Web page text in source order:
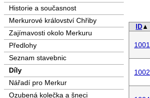
Historie a současnost
Merkurové království Chřiby
Zajímavosti okolo Merkuru
Předlohy
Seznam stavebnic
Díly
Nářadí pro Merkur
Ozubená kolečka a šneci
ID ▲
1001
1002